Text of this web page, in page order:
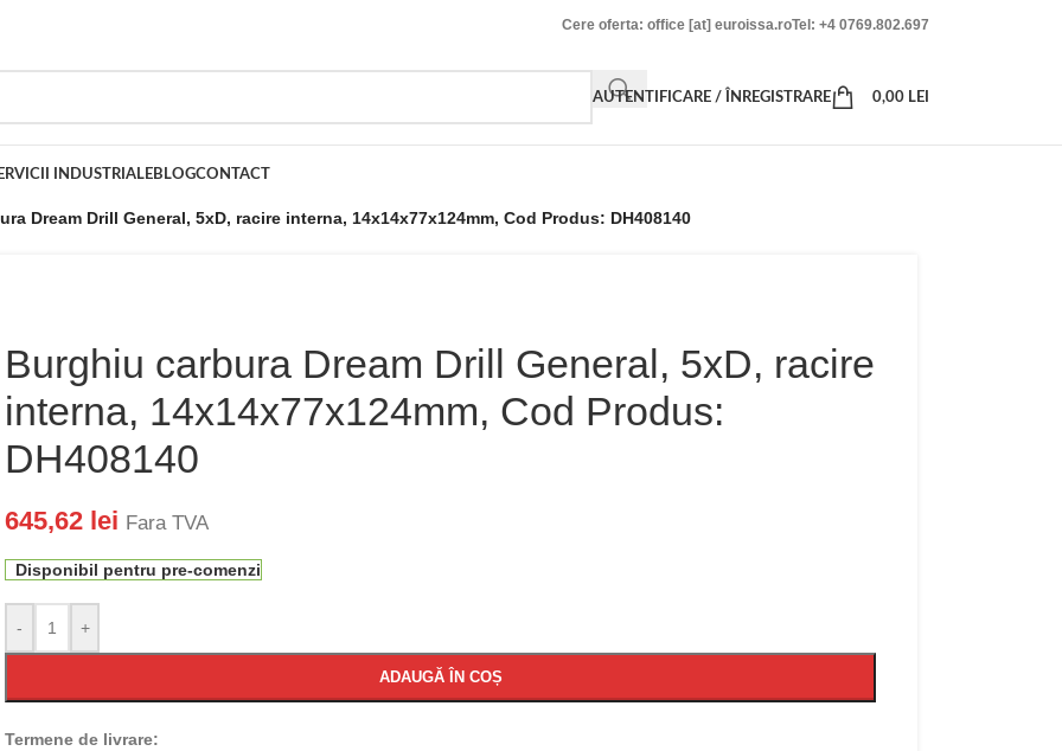
Cere oferta: office [at] euroissa.roTel: +4 0769.802.697
AUTENTIFICARE / ÎNREGISTRARE 0,00 LEI
INDUSTRIALEBLOGCONTACT
Dream Drill General, 5xD, racire interna, 14x14x77x124mm, Cod Produs: DH408140
Burghiu carbura Dream Drill General, 5xD, racire
interna, 14x14x77x124mm, Cod Produs:
DH408140
645,62 lei Fara TVA
Disponibil pentru pre-comenzi
- +
ADAUGĂ ÎN COȘ
Termene de livrare: